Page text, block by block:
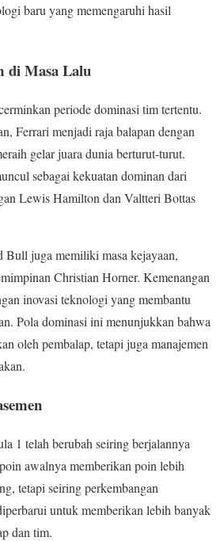
baru yang memengaruhi hasil
di Masa Lalu
periode dominasi tim tertentu.
Ferrari menjadi raja balapan dengan
gelar juara dunia berturut-turut.
sebagai kekuatan dominan dari
Lewis Hamilton dan Valtteri Bottas
Bull juga memiliki masa kejayaan,
Christian Horner. Kemenangan
inovasi teknologi yang membantu
Pola dominasi ini menunjukkan bahwa
oleh pembalap, tetapi juga manajemen
1 telah berubah seiring berjalannya
awalnya memberikan poin lebih
tetapi seiring perkembangan
untuk memberikan lebih banyak
dan tim.